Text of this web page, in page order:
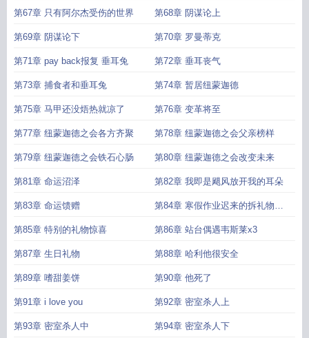
第67章 只有阿尔杰受伤的世界 第68章 阴谋论上
第69章 阴谋论下 第70章 罗曼蒂克
第71章 pay back报复 垂耳兔 第72章 垂耳丧气
第73章 捕食者和垂耳兔 第74章 暂居纽蒙迦德
第75章 马甲还没焐热就凉了 第76章 变革将至
第77章 纽蒙迦德之会各方齐聚 第78章 纽蒙迦德之会父亲榜样
第79章 纽蒙迦德之会铁石心肠 第80章 纽蒙迦德之会改变未来
第81章 命运沼泽 第82章 我即是飓风放开我的耳朵
第83章 命运馈赠 第84章 寒假作业迟来的拆礼物时
间
第85章 特别的礼物惊喜 第86章 站台偶遇韦斯莱x3
第87章 生日礼物 第88章 哈利他很安全
第89章 嗜甜姜饼 第90章 他死了
第91章 i love you 第92章 密室杀人上
第93章 密室杀人中 第94章 密室杀人下